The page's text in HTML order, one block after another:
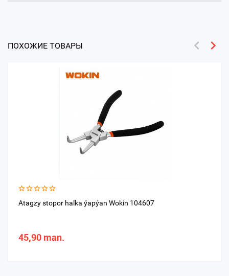
ПОХОЖИЕ ТОВАРЫ
Atagzy stopor halka ýapýan Wokin 104607
45,90 man.